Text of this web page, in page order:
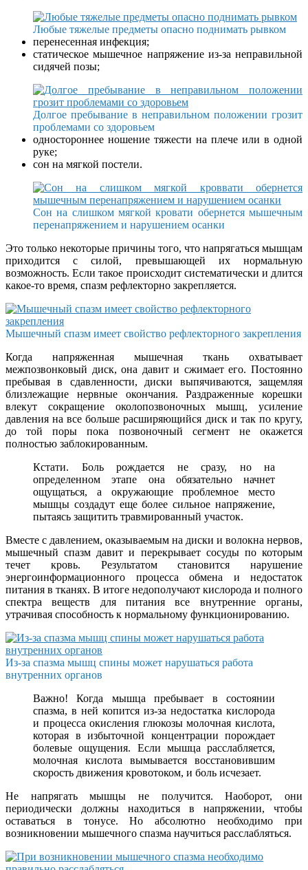
Любые тяжелые предметы опасно поднимать рывком
перенесенная инфекция;
статическое мышечное напряжение из-за неправильной
сидячей позы;
Долгое пребывание в неправильном положении грозит
проблемами со здоровьем
одностороннее ношение тяжести на плече или в одной
руке;
сон на мягкой постели.
Сон на слишком мягкой кровати обернется мышечным
перенапряжением и нарушением осанки
Это только некоторые причины того, что напрягаться мышцам
приходится с силой, превышающей их нормальную
возможность. Если такое происходит систематически и длится
какое-то время, спазм рефлекторно закрепляется.
Мышечный спазм имеет свойство рефлекторного закрепления
Когда напряженная мышечная ткань охватывает
межпозвонковый диск, она давит и сжимает его. Постоянно
пребывая в сдавленности, диски выпячиваются, защемляя
близлежащие нервные окончания. Раздраженные корешки
влекут сокращение околопозвоночных мышц, усиление
давления на все больше расширяющийся диск и так по кругу,
до той поры пока позвоночный сегмент не окажется
полностью заблокированным.
Кстати. Боль рождается не сразу, но на
определенном этапе она обязательно начнет
ощущаться, а окружающие проблемное место
мышцы создадут еще более сильное напряжение,
пытаясь защитить травмированный участок.
Вместе с давлением, оказываемым на диски и волокна нервов,
мышечный спазм давит и перекрывает сосуды по которым
течет кровь. Результатом становится нарушение
энергоинформационного процесса обмена и недостаток
питания в тканях. В итоге недополучают кислорода и полного
спектра веществ для питания все внутренние органы,
утрачивая способность к нормальному функционированию.
Из-за спазма мышц спины может нарушаться работа
внутренних органов
Важно! Когда мышца пребывает в состоянии
спазма, в ней копится из-за недостатка кислорода
и процесса окисления глюкозы молочная кислота,
которая в избыточной концентрации порождает
болевые ощущения. Если мышца расслабляется,
молочная кислота вымывается восстановившим
скорость движения кровотоком, и боль исчезает.
Не напрягать мышцы не получится. Наоборот, они
периодически должны находиться в напряжении, чтобы
оставаться в тонусе. Но абсолютно необходимо при
возникновении мышечного спазма научиться расслабляться.